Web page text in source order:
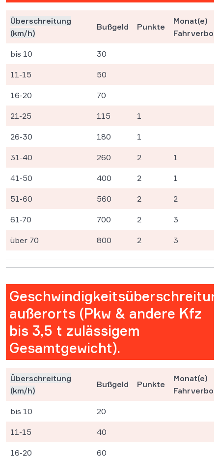
Überschreitung
(km/h)
Bußgeld Punkte
Monat(e)
Fahrverbot
bis 10 30
11-15 50
16-20 70
21-25 115 1
26-30 180 1
31-40 260 2 1
41-50 400 2 1
51-60 560 2 2
61-70 700 2 3
über 70 800 2 3
außerorts (Pkw & andere Kfz
bis 3,5 t zulässigem
Gesamtgewicht).
Überschreitung
(km/h)
Bußgeld Punkte
Monat(e)
Fahrverbot
bis 10 20
11-15 40
16-20 60